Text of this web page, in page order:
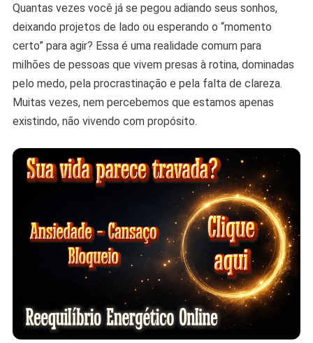
Quantas vezes você já se pegou adiando seus sonhos,
deixando projetos de lado ou esperando o “momento
certo” para agir? Essa é uma realidade comum para
milhões de pessoas que vivem presas à rotina, dominadas
pelo medo, pela procrastinação e pela falta de clareza.
Muitas vezes, nem percebemos que estamos apenas
existindo, não vivendo com propósito.